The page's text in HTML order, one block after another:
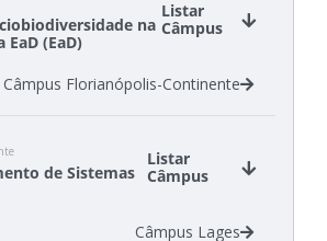
na
(EaD)
Listar
Câmpus
Câmpus Florianópolis-Continente
de Sistemas
Listar
Câmpus
Câmpus Lages